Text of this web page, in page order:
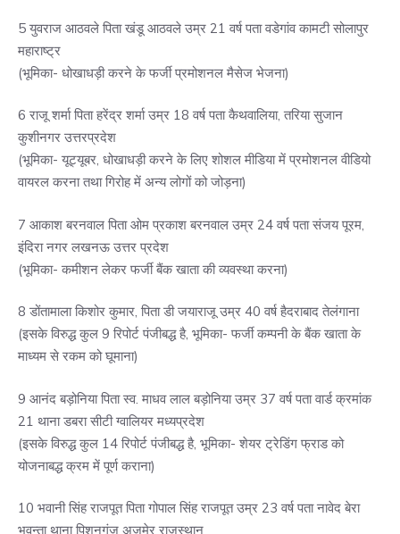
5 युवराज आठवले पिता खंडू आठवले उम्र 21 वर्ष पता वडेगांव कामटी सोलापुर
महाराष्ट्र
(भूमिका- धोखाधड़ी करने के फर्जी प्रमोशनल मैसेज भेजना)
6 राजू शर्मा पिता हरेंद्र शर्मा उम्र 18 वर्ष पता कैथवालिया, तरिया सुजान
कुशीनगर उत्तरप्रदेश
(भूमिका- यूट्यूबर, धोखाधड़ी करने के लिए शोशल मीडिया में प्रमोशनल वीडियो
वायरल करना तथा गिरोह में अन्य लोगों को जोड़ना)
7 आकाश बरनवाल पिता ओम प्रकाश बरनवाल उम्र 24 वर्ष पता संजय पूरम,
इंदिरा नगर लखनऊ उत्तर प्रदेश
(भूमिका- कमीशन लेकर फर्जी बैंक खाता की व्यवस्था करना)
8 डोंतामाला किशोर कुमार, पिता डी जयाराजू उम्र 40 वर्ष हैदराबाद तेलंगाना
(इसके विरुद्ध कुल 9 रिपोर्ट पंजीबद्ध है, भूमिका- फर्जी कम्पनी के बैंक खाता के
माध्यम से रकम को घूमाना)
9 आनंद बड़ोनिया पिता स्व. माधव लाल बड़ोनिया उम्र 37 वर्ष पता वार्ड क्रमांक
21 थाना डबरा सीटी ग्वालियर मध्यप्रदेश
(इसके विरुद्ध कुल 14 रिपोर्ट पंजीबद्ध है, भूमिका- शेयर ट्रेडिंग फ्राड को
योजनाबद्ध क्रम में पूर्ण कराना)
10 भवानी सिंह राजपूत पिता गोपाल सिंह राजपूत उम्र 23 वर्ष पता नावेद बेरा
भवन्ता थाना पिशनगंज अजमेर राजस्थान